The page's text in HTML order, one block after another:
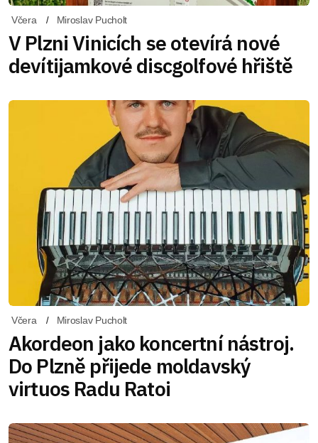
Včera Miroslav Pucholt
V Plzni Vinicích se otevírá nové
devítijamkové discgolfové hřiště
Včera Miroslav Pucholt
Akordeon jako koncertní nástroj.
Do Plzně přijede moldavský
virtuos Radu Ratoi